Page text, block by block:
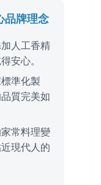
品牌理念
人工香精
安心。
標準化製
質完美如
家常料理變
現代人的